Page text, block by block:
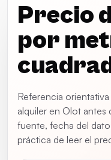
Precio
por
Referencia
alquiler en Olot antes
fuente, fecha del
práctica de leer el